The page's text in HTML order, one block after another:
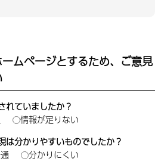
ムページとするため、ご意見
れていましたか？
情報が足りない
は分かりやすいものでしたか？
分かりにくい